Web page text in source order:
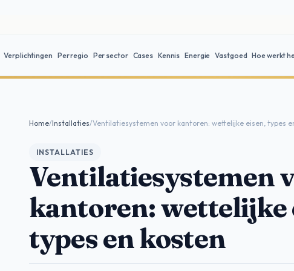
Verplichtingen Per regio Per sector Cases Kennis Energie Vastgoed Hoe werkt
Home/Installaties/Ventilatiesystemen voor kantoren: wettelijke eisen, types
INSTALLATIES
Ventilatiesystemen
kantoren: wettelijke
types en kosten